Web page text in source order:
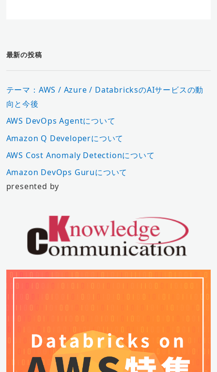
最新の投稿
テーマ：AWS / Azure / DatabricksのAIサービスの動
向と今後
AWS DevOps Agentについて
Amazon Q Developerについて
AWS Cost Anomaly Detectionについて
Amazon DevOps Guruについて
presented by